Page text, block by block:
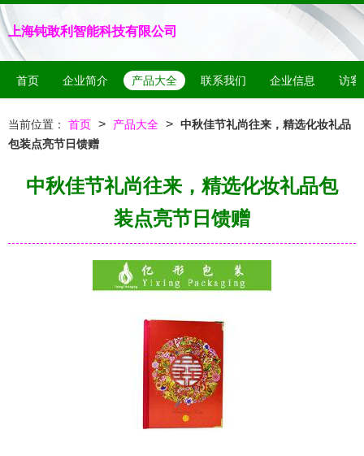
上海钝敢利智能科技有限公司
首页 企业简介 产品大全 联系我们 企业信息 访客
当前位置： 首页 > 产品大全 > 中秋佳节礼尚往来，精选化妆礼品
包装点亮节日馈赠
中秋佳节礼尚往来，精选化妆礼品包
装点亮节日馈赠